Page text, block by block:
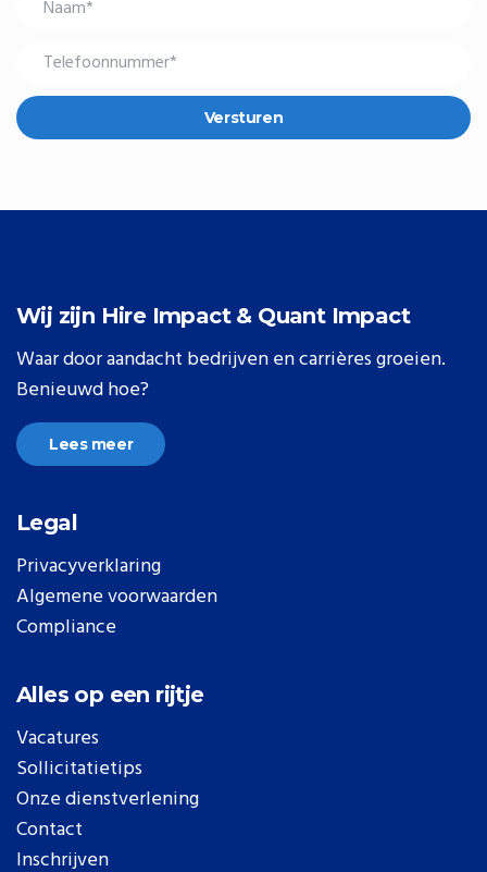
Versturen
Wij zijn Hire Impact & Quant Impact
Waar door aandacht bedrijven en carrières groeien.
Benieuwd hoe?
Lees meer
Legal
Privacyverklaring
Algemene voorwaarden
Compliance
Alles op een rijtje
Vacatures
Sollicitatietips
Onze dienstverlening
Contact
Inschrijven